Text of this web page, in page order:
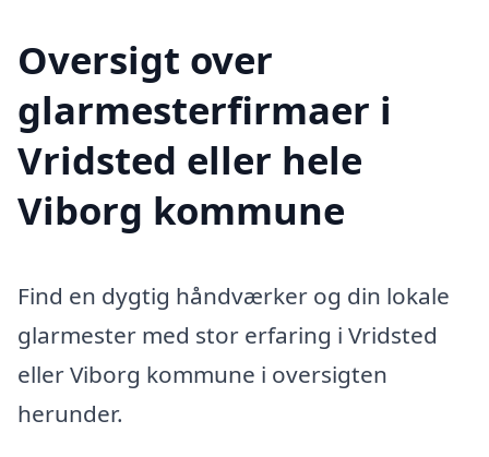
Oversigt over
glarmesterfirmaer i
Vridsted eller hele
Viborg kommune
Find en dygtig håndværker og din lokale
glarmester med stor erfaring i Vridsted
eller Viborg kommune i oversigten
herunder.